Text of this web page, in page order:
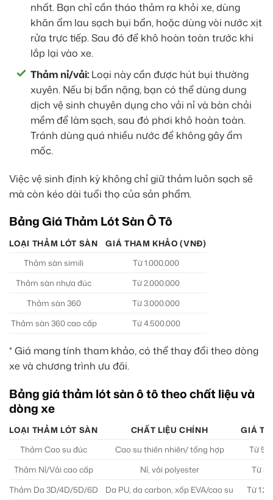
nhất. Bạn chỉ cần tháo thảm ra khỏi xe, dùng
khăn ẩm lau sạch bụi bẩn, hoặc dùng vòi nước xịt
rửa trực tiếp. Sau đó để khô hoàn toàn trước khi
lắp lại vào xe.
Thảm nỉ/vải: Loại này cần được hút bụi thường
xuyên. Nếu bị bẩn nặng, bạn có thể dùng dung
dịch vệ sinh chuyên dụng cho vải nỉ và bàn chải
mềm để làm sạch, sau đó phơi khô hoàn toàn.
Tránh dùng quá nhiều nước để không gây ẩm
mốc.
Việc vệ sinh định kỳ không chỉ giữ thảm luôn sạch sẽ
mà còn kéo dài tuổi thọ của sản phẩm.
Bảng Giá Thảm Lót Sàn Ô Tô
LOẠI THẢM LÓT SÀN
GIÁ THAM KHẢO (VNĐ)
Thảm sàn simili
Từ 1.000.000
Thảm sàn nhựa đúc
Từ 2.000.000
Thảm sàn 360
Từ 3.000.000
Thảm sàn 360 cao cấp
Từ 4.500.000
* Giá mang tính tham khảo, có thể thay đổi theo dòng
xe và chương trình ưu đãi.
Bảng giá thảm lót sàn ô tô theo chất liệu và
dòng xe
LOẠI THẢM LÓT SÀN CHẤT LIỆU CHÍNH
GIÁ
Thảm Cao su đúc
Cao su thiên nhiên/ tổng hợp
Từ
Thảm Nỉ/Vải cao cấp
Nỉ, vải polyester
Từ
Thảm Da 3D/4D/5D/6D
Da PU, da carbon, xốp EVA/cao su
Từ